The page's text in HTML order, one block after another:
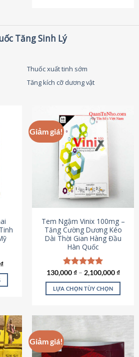
Tăng Sinh Lý
Thuốc xuất tinh sớm
Tăng kích cỡ dương vật
₫Giá
tại
Giảm giá!
Tem Ngậm Vinix 100mg –
Tăng Cường Dương Kéo
Dài Thời Gian Hàng Đầu
Hàn Quốc
Được xếp
hạng5.00
5 sao
130,000₫– 2,100,000₫
LỰA CHỌN TÙY CHỌN
nhiều
biến
Giảm giá!